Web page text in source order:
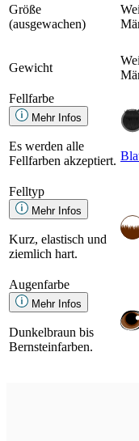
Größe
(ausgewachen)
Gewicht
Fellfarbe
Mehr Infos
Es werden alle
Fellfarben akzeptiert.
Felltyp
Mehr Infos
Kurz, elastisch und
ziemlich hart.
Augenfarbe
Mehr Infos
Dunkelbraun bis
Bernsteinfarben.